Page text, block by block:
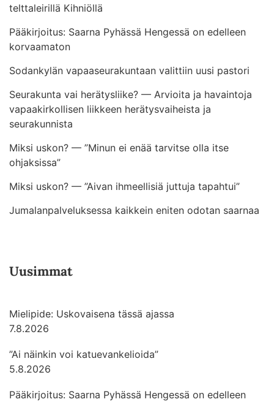
telttaleirillä Kihniöllä
Pääkirjoitus: Saarna Pyhässä Hengessä on edelleen
korvaamaton
Sodankylän vapaaseurakuntaan valittiin uusi pastori
Seurakunta vai herätysliike? — Arvioita ja havaintoja
vapaakirkollisen liikkeen herätysvaiheista ja
seurakunnista
Miksi uskon? — ”Minun ei enää tarvitse olla itse
ohjaksissa”
Miksi uskon? — ”Aivan ihmeellisiä juttuja tapahtui”
Jumalanpalveluksessa kaikkein eniten odotan saarnaa
Uusimmat
Mielipide: Uskovaisena tässä ajassa
7.8.2026
”Ai näinkin voi katuevankelioida”
5.8.2026
Pääkirjoitus: Saarna Pyhässä Hengessä on edelleen